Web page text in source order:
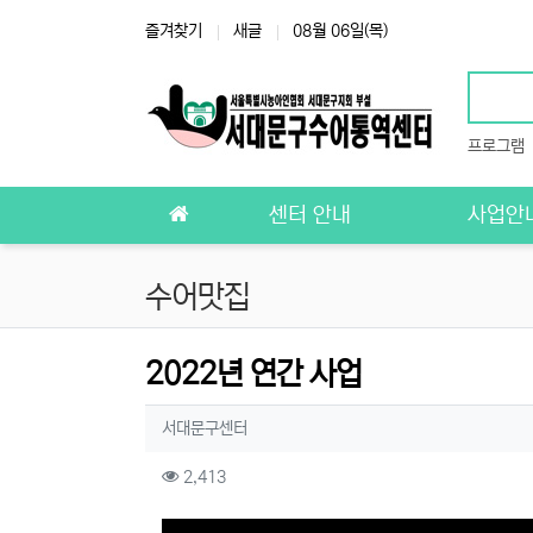
즐겨찾기 새글 08월 06일(목)
프로그램
센터 안내 사업안
수어맛집
2022년 연간 사업
작성자 정보
서대문구센터
컨텐츠 정보
2,413조회